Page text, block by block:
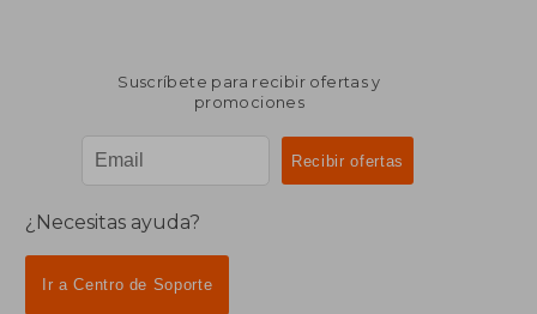
Suscríbete para recibir ofertas y
promociones
¿Necesitas ayuda?
Ir a Centro de Soporte